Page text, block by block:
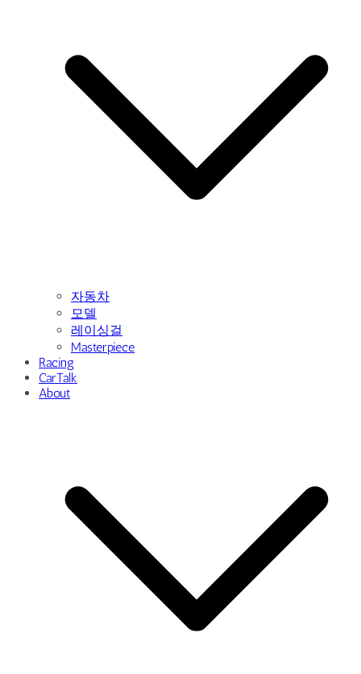
자동차
모델
레이싱걸
Masterpiece
Racing
CarTalk
About